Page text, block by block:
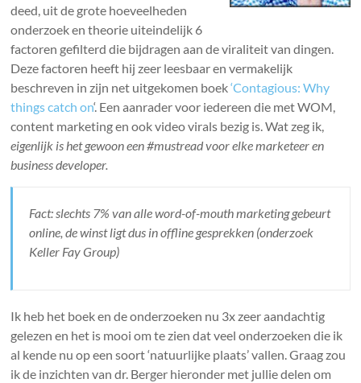
deed, uit de grote hoeveelheden
onderzoek en theorie uiteindelijk 6
factoren gefilterd die bijdragen aan de viraliteit van dingen.
Deze factoren heeft hij zeer leesbaar en vermakelijk
beschreven in zijn net uitgekomen boek‘Contagious: Why
things catch on‘. Een aanrader voor iedereen die met WOM,
content marketing en ook video virals bezig is. Wat zeg ik,
eigenlijk is het gewoon een #mustread voor elke marketeer en
business developer.
Fact: slechts 7% van alle word-of-mouth marketing gebeurt
online, de winst ligt dus in offline gesprekken (onderzoek
Keller Fay Group)
Ik heb het boek en de onderzoeken nu 3x zeer aandachtig
gelezen en het is mooi om te zien dat veel onderzoeken die ik
al kende nu op een soort ‘natuurlijke plaats’ vallen. Graag zou
ik de inzichten van dr. Berger hieronder met jullie delen om